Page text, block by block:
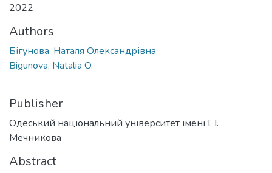
2022
Authors
Бігунова, Наталя Олександрівна
Bigunova, Natalia O.
Publisher
Одеський національний університет імені І. І.
Мечникова
Abstract